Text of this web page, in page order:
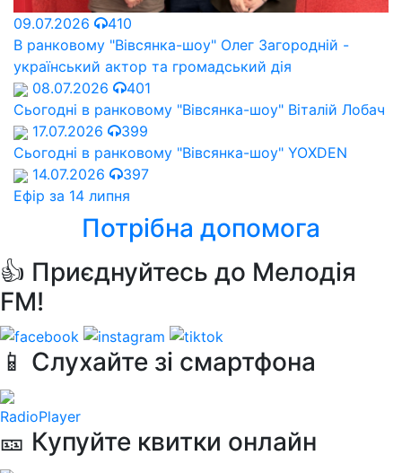
09.07.2026
410
В ранковому "Вівсянка-шоу" Олег Загородній -
український актор та громадський дія
08.07.2026
401
Сьогодні в ранковому "Вівсянка-шоу" Віталій Лобач
17.07.2026
399
Сьогодні в ранковому "Вівсянка-шоу" YOXDEN
14.07.2026
397
Ефір за 14 липня
Потрібна допомога
👍 Приєднуйтесь до Мелодія
FM!
📱 Слухайте зі смартфона
RadioPlayer
🎫 Купуйте квитки онлайн